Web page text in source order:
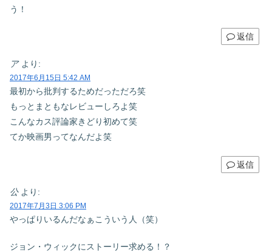
う！
返信
ア より:
2017年6月15日 5:42 AM
最初から批判するためだっただろ笑
もっとまともなレビューしろよ笑
こんなカス評論家きどり初めて笑
てか映画男ってなんだよ笑
返信
公 より:
2017年7月3日 3:06 PM
やっぱりいるんだなぁこういう人（笑）
ジョン・ウィックにストーリー求める！？